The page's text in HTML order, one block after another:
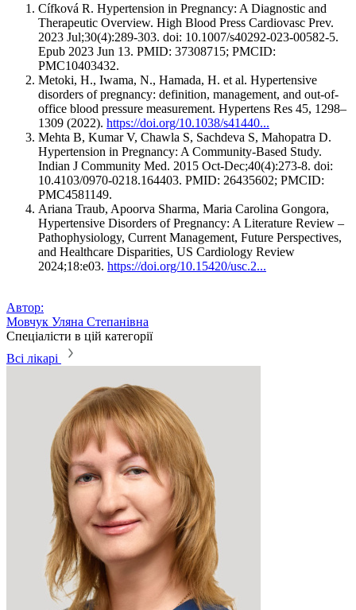
Cífková R. Hypertension in Pregnancy: A Diagnostic and
Therapeutic Overview. High Blood Press Cardiovasc Prev.
2023 Jul;30(4):289-303. doi: 10.1007/s40292-023-00582-5.
Epub 2023 Jun 13. PMID: 37308715; PMCID:
PMC10403432.
Metoki, H., Iwama, N., Hamada, H. et al. Hypertensive
disorders of pregnancy: definition, management, and out-of-
office blood pressure measurement. Hypertens Res 45, 1298–
1309 (2022). https://doi.org/10.1038/s41440...
Mehta B, Kumar V, Chawla S, Sachdeva S, Mahopatra D.
Hypertension in Pregnancy: A Community-Based Study.
Indian J Community Med. 2015 Oct-Dec;40(4):273-8. doi:
10.4103/0970-0218.164403. PMID: 26435602; PMCID:
PMC4581149.
Ariana Traub, Apoorva Sharma, Maria Carolina Gongora,
Hypertensive Disorders of Pregnancy: A Literature Review –
Pathophysiology, Current Management, Future Perspectives,
and Healthcare Disparities, US Cardiology Review
2024;18:e03. https://doi.org/10.15420/usc.2...
Автор:
Мовчук Уляна Степанівна
Спеціалісти в цій категорії
Всі лікарі